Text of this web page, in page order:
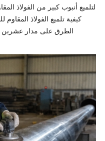
لتلميع أنبوب كبير من الفولاذ
كيفية تلميع الفولاذ
الطرق على مدار عشرين